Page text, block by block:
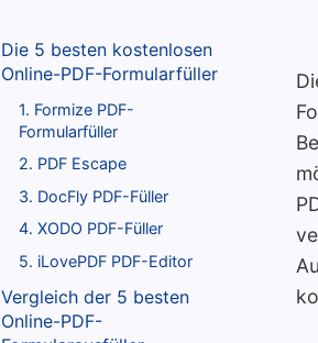
Die 5 besten kostenlosen
Online-PDF-Formularfüller
1. Formize PDF-
Formularfüller
2. PDF Escape
3. DocFly PDF-Füller
4. XODO PDF-Füller
5. iLovePDF PDF-Editor
Vergleich der 5 besten
Online-PDF-